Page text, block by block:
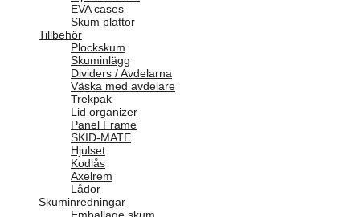
EVA cases
Skum plattor
Tillbehör
Plockskum
Skuminlägg
Dividers / Avdelarna
Väska med avdelare
Trekpak
Lid organizer
Panel Frame
SKID-MATE
Hjulset
Kodlås
Axelrem
Lådor
Skuminredningar
Emballage skum